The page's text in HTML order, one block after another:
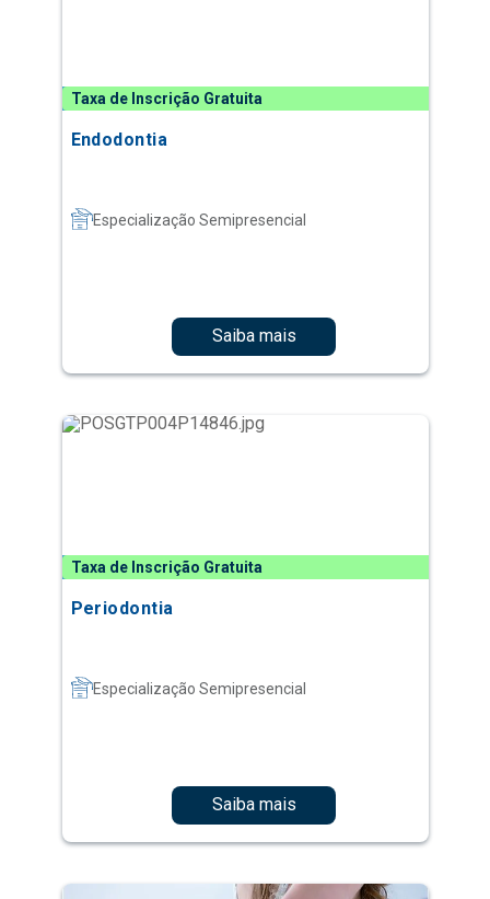
Taxa de Inscrição Gratuita
Endodontia
Especialização Semipresencial
Saiba mais
Taxa de Inscrição Gratuita
Periodontia
Especialização Semipresencial
Saiba mais